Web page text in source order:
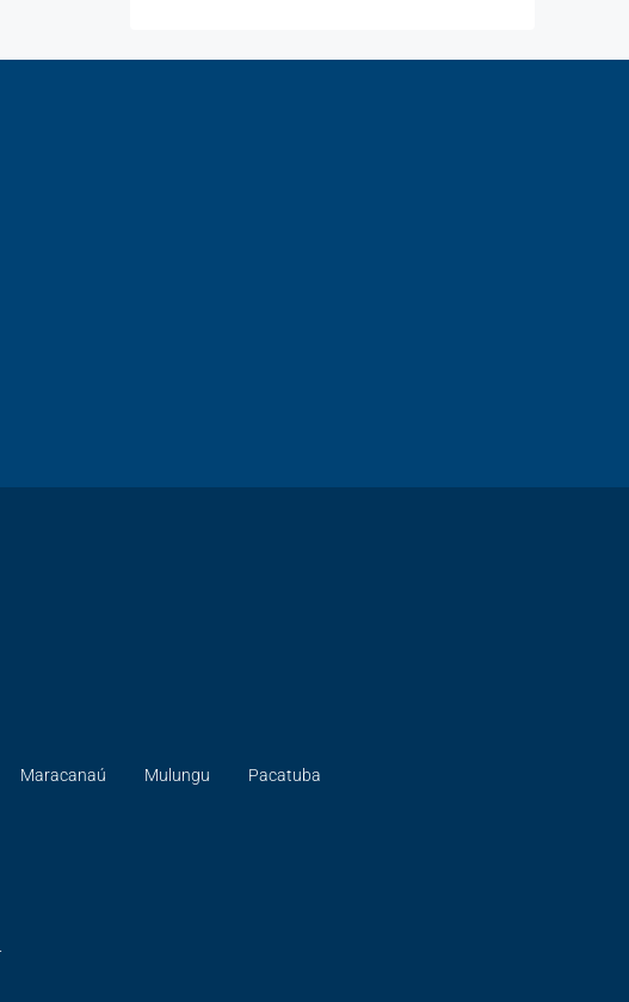
Maracanaú Mulungu Pacatuba